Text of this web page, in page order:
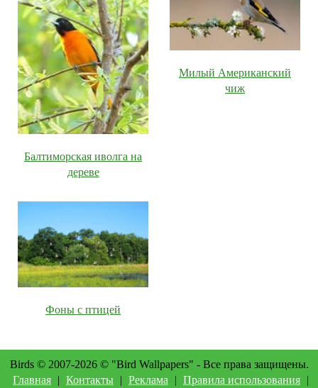
Балтиморская иволга на
дереве
Милый Американский
чиж
Фоны с птицей
Birds © 2007-2026 © "Bird Wallpapers" - Все права защищены.
Главная | Контакты | Реклама | Правила использования |